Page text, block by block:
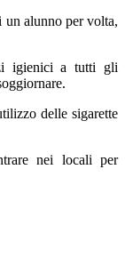
un alunno per volta,
igienici a tutti gli
delle sigarette
nei locali per